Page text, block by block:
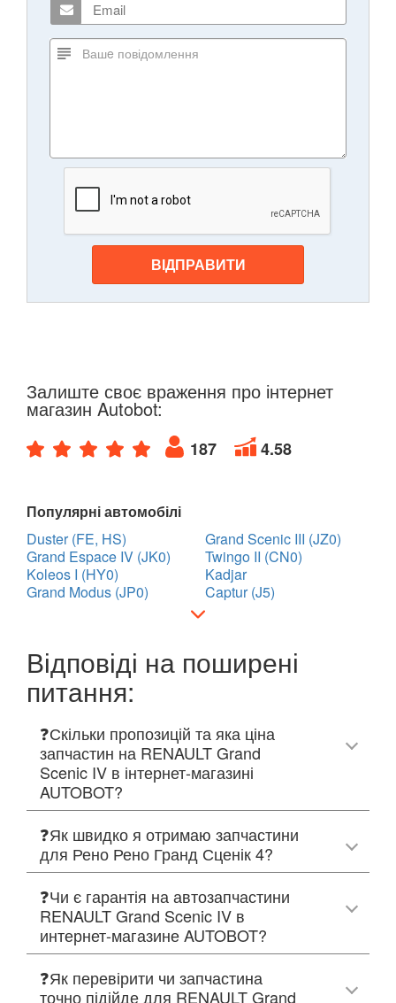
ВІДПРАВИТИ
Залиште своє враження про інтернет
магазин Autobot:
187 4.58
Популярні автомобілі
Duster (FE, HS)
Grand Espace IV (JK0)
Koleos I (HY0)
Grand Modus (JP0)
Grand Scenic III (JZ0)
Twingo II (CN0)
Kadjar
Captur (J5)
Відповіді на поширені
питання:
❓Скільки пропозицій та яка ціна
запчастин на RENAULT Grand
Scenic IV в інтернет-магазині
AUTOBOT?
❓Як швидко я отримаю запчастини
для Рено Рено Гранд Сценік 4?
❓Чи є гарантія на автозапчастини
RENAULT Grand Scenic IV в
интернет-магазине AUTOBOT?
❓Як перевірити чи запчастина
точно підійде для RENAULT Grand